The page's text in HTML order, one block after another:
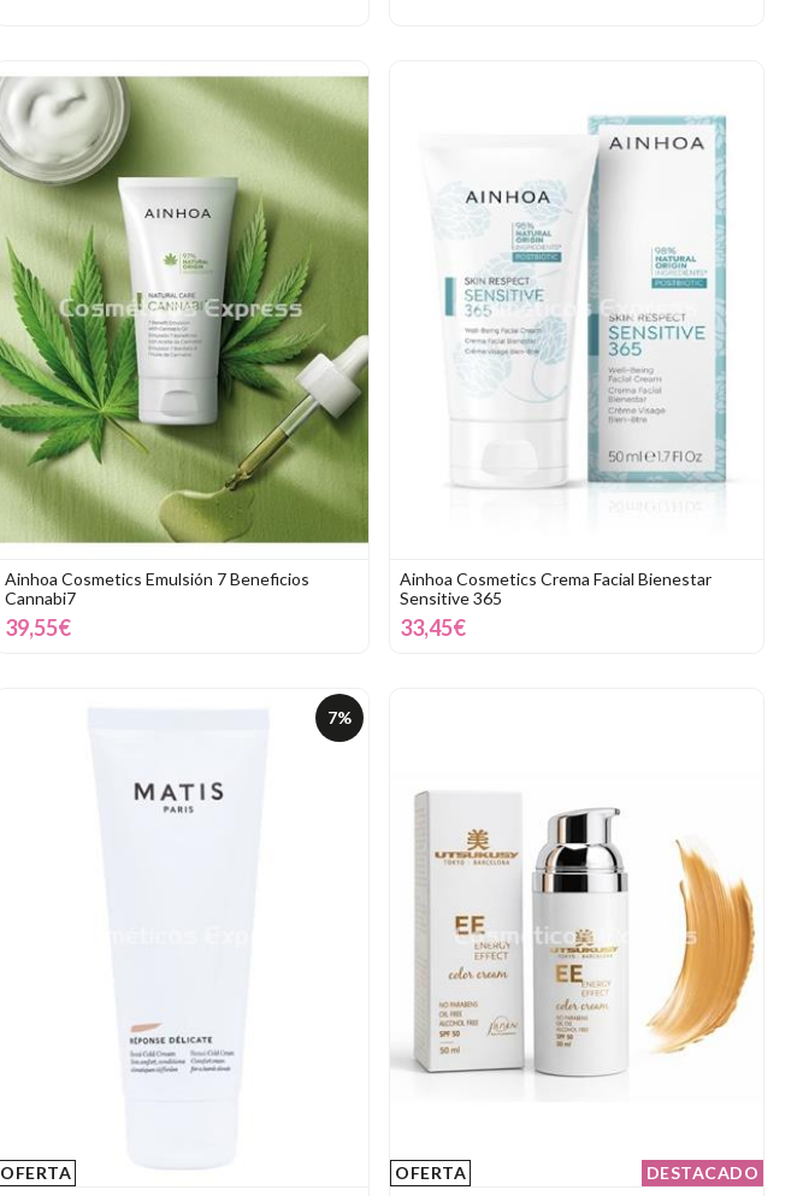
Ainhoa Cosmetics Emulsión 7 Beneficios
Cannabi7
39,55€
Ainhoa Cosmetics Crema Facial Bienestar
Sensitive 365
33,45€
7%
OFERTA OFERTA DESTACADO